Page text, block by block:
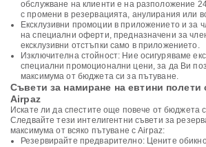
обслужване на клиенти е на разположение
с промени в резервацията, анулирания или
Ексклузивни промоции в приложението и за
на специални оферти, предназначени за
ексклузивни отстъпки само в приложението.
Изключителна стойност: Ние осигуряваме
специални промоционални цени, за да Ви
максимума от бюджета си за пътуване.
Съвети за намиране на евтини полети
Airpaz
Искате ли да спестите още повече от бюджета
Следвайте тези интелигентни съвети за
максимума от всяко пътуване с Airpaz:
Резервирайте предварително: Цените